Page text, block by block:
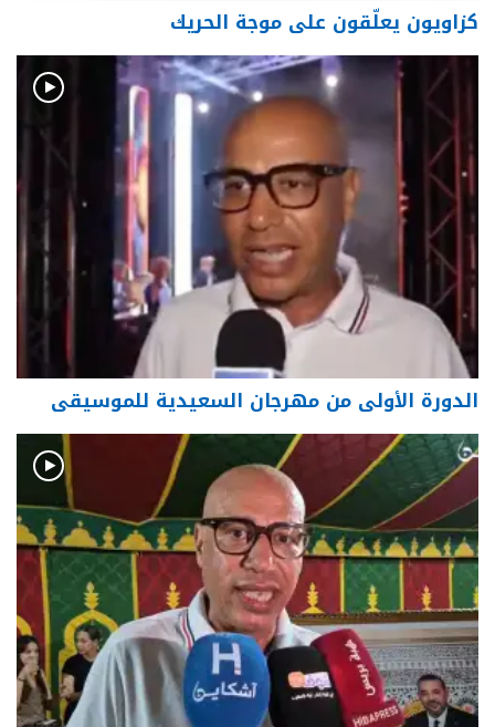
كزاويون يعلّقون على موجة الحريك
الدورة الأولى من مهرجان السعيدية للموسيقى